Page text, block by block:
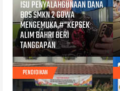
ISU PENYALAHGUNAAN DANA
BOS SMKN 2 GOWA
MENGEMUKA,#"KEPSEK
ALIM BAHRI BERI
TANGGAPAN
PENDIDIKAN